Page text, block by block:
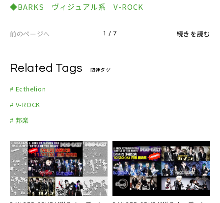
◆BARKS ヴィジュアル系 V-ROCK
前のページへ 1 / 7 続きを読む
Related Tags 関連タグ
# Ecthelion
# V-ROCK
# 邦楽